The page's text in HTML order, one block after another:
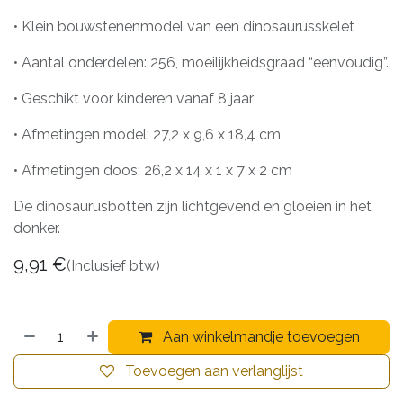
• Klein bouwstenenmodel van een dinosaurusskelet
• Aantal onderdelen: 256, moeilijkheidsgraad “eenvoudig”.
• Geschikt voor kinderen vanaf 8 jaar
• Afmetingen model: 27,2 x 9,6 x 18,4 cm
• Afmetingen doos: 26,2 x 14 x 1 x 7 x 2 cm
De dinosaurusbotten zijn lichtgevend en gloeien in het
donker.
9,91 €(Inclusief btw)
Aan winkelmandje toevoegen
Toevoegen aan verlanglijst